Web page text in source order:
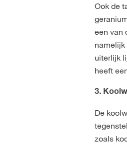
Ook de
een van
namelijk
uiterlijk
heeft
3.
De
zoals